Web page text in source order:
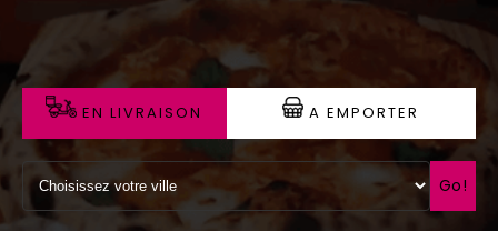
LA CARTE
VOTRE COMPTE
NOTRE RESTAURANT
VOS AVIS
EN LIVRAISON A EMPORTER
Go!